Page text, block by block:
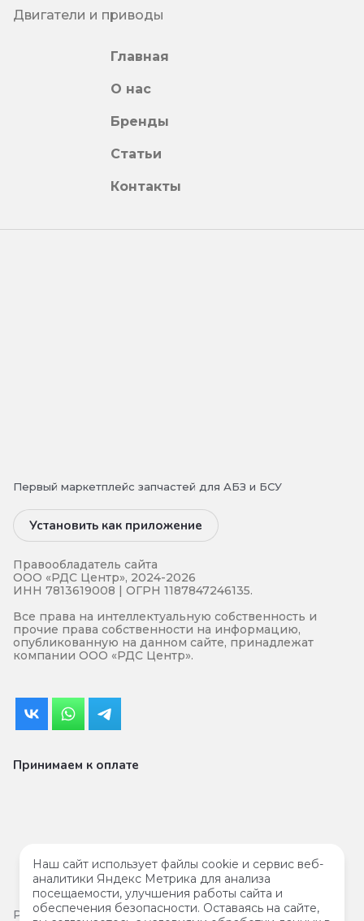
Двигатели и приводы
Главная
О нас
Бренды
Статьи
Контакты
Первый маркетплейс запчастей для АБЗ и БСУ
Установить как приложение
Правообладатель сайта
ООО «РДС Центр», 2024-2026
ИНН 7813619008 | ОГРН 1187847246135.
Все права на интеллектуальную собственность и
прочие права собственности на информацию,
опубликованную на данном сайте, принадлежат
компании ООО «РДС Центр».
Принимаем к оплате
Результатыспециальной проверки условий труда
Наш сайт использует файлы cookie и сервис веб-
аналитики Яндекс Метрика для анализа
посещаемости, улучшения работы сайта и
обеспечения безопасности. Оставаясь на сайте,